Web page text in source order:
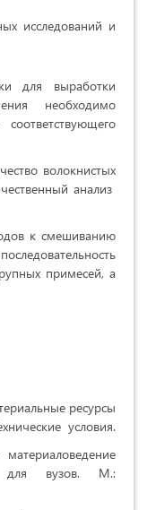
исследований и
для выработки
необходимо
волокнистых
анализ
к смешиванию
примесей, а
ресурсы
условия.
для вузов. М.: